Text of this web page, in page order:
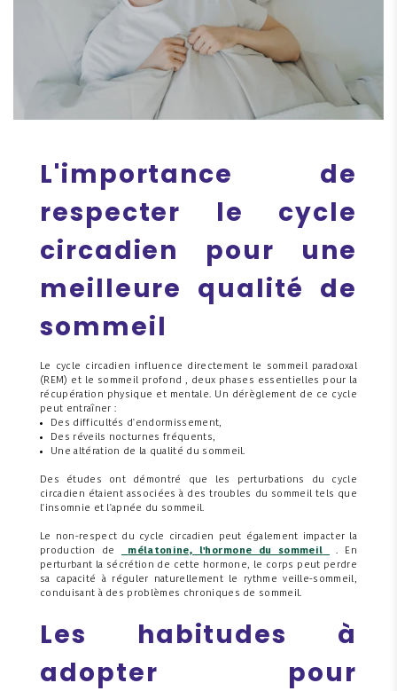
L'importance de
respecter le cycle
circadien pour une
meilleure qualité de
sommeil
Le cycle circadien influence directement le sommeil paradoxal
(REM) et le sommeil profond , deux phases essentielles pour la
récupération physique et mentale. Un dérèglement de ce cycle
peut entraîner :
Des difficultés d'endormissement,
Des réveils nocturnes fréquents,
Une altération de la qualité du sommeil.
Des études ont démontré que les perturbations du cycle
circadien étaient associées à des troubles du sommeil tels que
l'insomnie et l'apnée du sommeil.
Le non-respect du cycle circadien peut également impacter la
production de
mélatonine, l'hormone du sommeil
. En
perturbant la sécrétion de cette hormone, le corps peut perdre
sa capacité à réguler naturellement le rythme veille-sommeil,
conduisant à des problèmes chroniques de sommeil.
Les habitudes à
adopter pour